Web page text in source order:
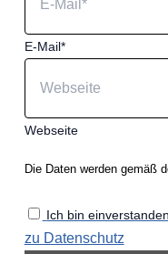
E-Mail*
Webseite
Die Daten werden gemäß
Ich bin
zu Datenschutz